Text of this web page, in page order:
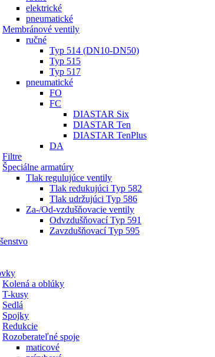
elektrické
pneumatické
Membránové ventily
ručné
Typ 514 (DN10-DN50)
Typ 515
Typ 517
pneumatické
FO
FC
DIASTAR Six
DIASTAR Ten
DIASTAR TenPlus
DA
Filtre
Špeciálne armatúry
Tlak regulujúce ventily
Tlak redukujúci Typ 582
Tlak udržujúci Typ 586
Za-/Od-vzdušňovacie ventily
Odvzdušňovací Typ 591
Zavzdušňovací Typ 595
Kolená a oblúky
T-kusy
Sedlá
Spojky
Redukcie
Rozoberateľné spoje
maticové